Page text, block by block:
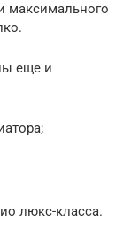
максимального
еще и
люкс-класса.